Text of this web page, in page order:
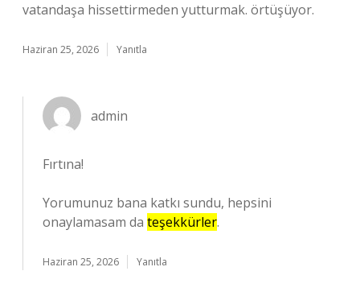
vatandaşa hissettirmeden yutturmak. örtüşüyor.
Haziran 25, 2026 Yanıtla
admin
Fırtına!
Yorumunuz bana katkı sundu, hepsini
onaylamasam da teşekkürler.
Haziran 25, 2026 Yanıtla